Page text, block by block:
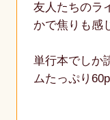
友人たちのラ
かで焦りも
単行本でしか
ムたっぷり